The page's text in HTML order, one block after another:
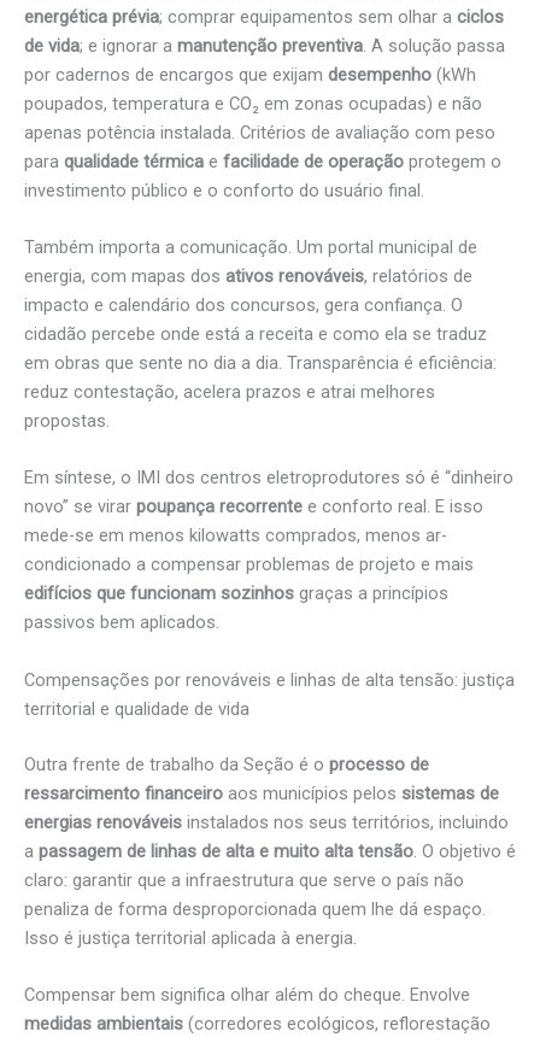
energética prévia; comprar equipamentos sem olhar a ciclos
de vida; e ignorar a manutenção preventiva. A solução passa
por cadernos de encargos que exijam desempenho (kWh
poupados, temperatura e CO₂ em zonas ocupadas) e não
apenas potência instalada. Critérios de avaliação com peso
para qualidade térmica e facilidade de operação protegem o
investimento público e o conforto do usuário final.
Também importa a comunicação. Um portal municipal de
energia, com mapas dos ativos renováveis, relatórios de
impacto e calendário dos concursos, gera confiança. O
cidadão percebe onde está a receita e como ela se traduz
em obras que sente no dia a dia. Transparência é eficiência:
reduz contestação, acelera prazos e atrai melhores
propostas.
Em síntese, o IMI dos centros eletroprodutores só é “dinheiro
novo” se virar poupança recorrente e conforto real. E isso
mede-se em menos kilowatts comprados, menos ar-
condicionado a compensar problemas de projeto e mais
edifícios que funcionam sozinhos graças a princípios
passivos bem aplicados.
Compensações por renováveis e linhas de alta tensão: justiça
territorial e qualidade de vida
Outra frente de trabalho da Seção é o processo de
ressarcimento financeiro aos municípios pelos sistemas de
energias renováveis instalados nos seus territórios, incluindo
a passagem de linhas de alta e muito alta tensão . O objetivo é
claro: garantir que a infraestrutura que serve o país não
penaliza de forma desproporcionada quem lhe dá espaço.
Isso é justiça territorial aplicada à energia.
Compensar bem significa olhar além do cheque. Envolve
medidas ambientais (corredores ecológicos, reflorestação